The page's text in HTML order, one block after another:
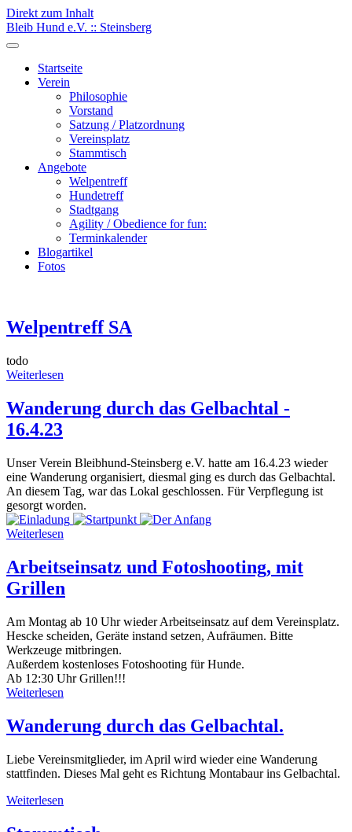
Direkt zum Inhalt
Bleib Hund e.V. :: Steinsberg
Startseite
Verein
Philosophie
Vorstand
Satzung / Platzordnung
Vereinsplatz
Stammtisch
Angebote
Welpentreff
Hundetreff
Stadtgang
Agility / Obedience for fun:
Terminkalender
Blogartikel
Fotos
Welpentreff SA
todo
Weiterlesen
Wanderung durch das Gelbachtal -
16.4.23
Unser Verein Bleibhund-Steinsberg e.V. hatte am 16.4.23 wieder
eine Wanderung organisiert, diesmal ging es durch das Gelbachtal.
An diesem Tag, war das Lokal geschlossen. Für Verpflegung ist
gesorgt worden.
Weiterlesen
Arbeitseinsatz und Fotoshooting, mit
Grillen
Am Montag ab 10 Uhr wieder Arbeitseinsatz auf dem Vereinsplatz.
Hescke scheiden, Geräte instand setzen, Aufräumen. Bitte
Werkzeuge mitbringen.
Außerdem kostenloses Fotoshooting für Hunde.
Ab 12:30 Uhr Grillen!!!
Weiterlesen
Wanderung durch das Gelbachtal.
Liebe Vereinsmitglieder, im April wird wieder eine Wanderung
stattfinden. Dieses Mal geht es Richtung Montabaur ins Gelbachtal.
Weiterlesen